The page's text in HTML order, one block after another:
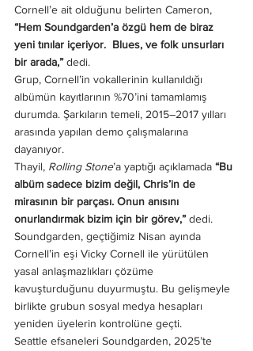
Cornell’e ait olduğunu belirten Cameron,
“Hem Soundgarden’a özgü hem de biraz
yeni tınılar içeriyor.  Blues, ve folk unsurları
bir arada,” dedi.
Grup, Cornell’in vokallerinin kullanıldığı
albümün kayıtlarının %70’ini tamamlamış
durumda. Şarkıların temeli, 2015–2017 yılları
arasında yapılan demo çalışmalarına
dayanıyor.
Thayil, Rolling Stone’a yaptığı açıklamada “Bu
albüm sadece bizim değil, Chris’in de
mirasının bir parçası. Onun anısını
onurlandırmak bizim için bir görev,” dedi.
Soundgarden, geçtiğimiz Nisan ayında
Cornell’in eşi Vicky Cornell ile yürütülen
yasal anlaşmazlıkları çözüme
kavuşturduğunu duyurmuştu. Bu gelişmeyle
birlikte grubun sosyal medya hesapları
yeniden üyelerin kontrolüne geçti.
Seattle efsaneleri Soundgarden, 2025’te